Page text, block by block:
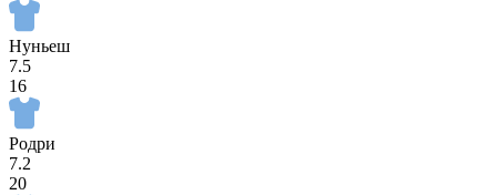
Нуньеш
7.5
16
Родри
7.2
20